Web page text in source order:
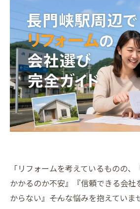
「リフォームを考えているものの
かかるのか不安』『信頼できる会社
からない』――そんな悩みを抱えていま